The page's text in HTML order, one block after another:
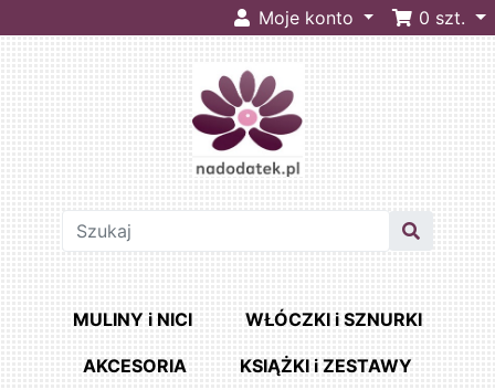
Moje konto 0 szt.
MULINY i NICI WŁÓCZKI i SZNURKI
AKCESORIA KSIĄŻKI i ZESTAWY